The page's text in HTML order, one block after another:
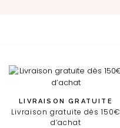
LIVRAISON GRATUITE
Livraison gratuite dès 150€
d’achat